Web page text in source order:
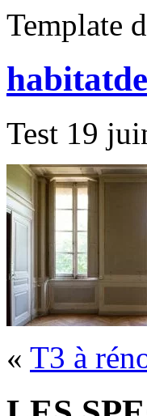
Template
Test 19
« T3 à